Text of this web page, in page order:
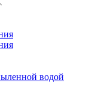
водой